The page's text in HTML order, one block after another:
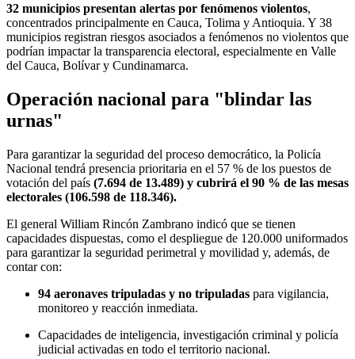
32 municipios presentan alertas por fenómenos violentos,
concentrados principalmente en Cauca, Tolima y Antioquia. Y 38
municipios registran riesgos asociados a fenómenos no violentos que
podrían impactar la transparencia electoral, especialmente en Valle
del Cauca, Bolívar y Cundinamarca.
Operación nacional para "blindar las
urnas"
Para garantizar la seguridad del proceso democrático, la Policía
Nacional tendrá presencia prioritaria en el 57 % de los puestos de
votación del país (7.694 de 13.489) y cubrirá el 90 % de las mesas
electorales (106.598 de 118.346).
El general William Rincón Zambrano indicó que se tienen
capacidades dispuestas, como el despliegue de 120.000 uniformados
para garantizar la seguridad perimetral y movilidad y, además, de
contar con:
94 aeronaves tripuladas y no tripuladas para vigilancia,
monitoreo y reacción inmediata.
Capacidades de inteligencia, investigación criminal y policía
judicial activadas en todo el territorio nacional.